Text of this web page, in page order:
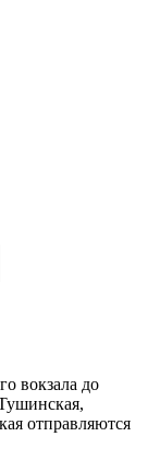
вокзала до
отправляются